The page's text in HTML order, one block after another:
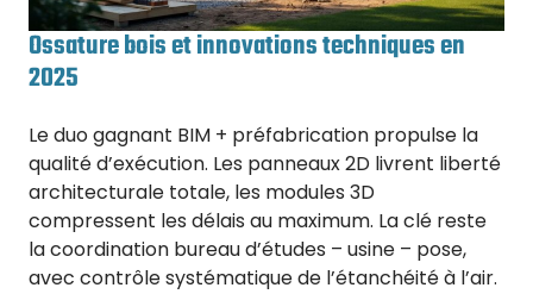
Ossature bois et innovations techniques en
2025
Le duo gagnant BIM + préfabrication propulse la
qualité d’exécution. Les panneaux 2D livrent liberté
architecturale totale, les modules 3D
compressent les délais au maximum. La clé reste
la coordination bureau d’études – usine – pose,
avec contrôle systématique de l’étanchéité à l’air.